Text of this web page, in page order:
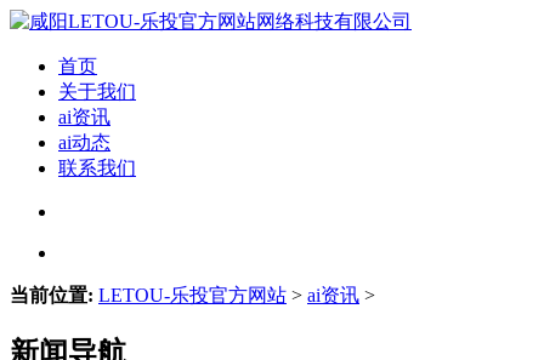
首页
关于我们
ai资讯
ai动态
联系我们
当前位置: LETOU-乐投官方网站 > ai资讯 >
新闻导航